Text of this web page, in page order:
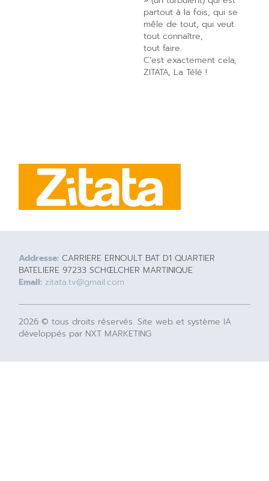
partout à la fois, qui se
mêle de tout, qui veut
tout connaître,
tout faire.
C’est exactement cela,
ZITATA, La Télé !
Addresse: CARRIERE ERNOULT BAT D1 QUARTIER
BATELIERE 97233 SCHŒLCHER MARTINIQUE
Email: zitata.tv@gmail.com
2026 © tous droits réservés. Site web et système IA
développés par NXT MARKETING